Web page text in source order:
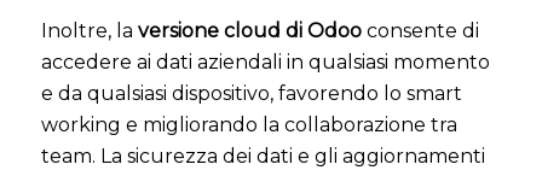
Inoltre, la versione cloud di Odooconsente di
accedere ai dati aziendali in qualsiasi momento
e da qualsiasi dispositivo, favorendo lo smart
working e migliorando la collaborazione tra
team. La sicurezza dei dati e gli aggiornamenti